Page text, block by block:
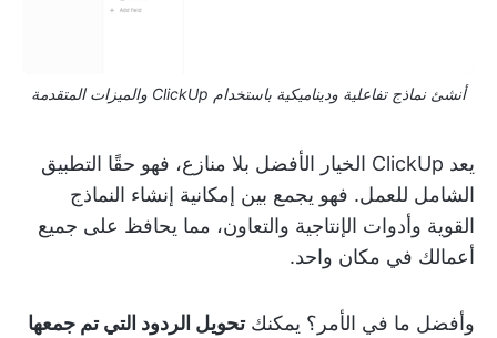
أنشئ نماذج تفاعلية وديناميكية باستخدام ClickUp والميزات المتقدمة
يعد ClickUp الخيار الأفضل بلا منازع، فهو حقًا التطبيق
الشامل للعمل. فهو يجمع بين إمكانية إنشاء النماذج
القوية وأدوات الإنتاجية والتعاون، مما يحافظ على جميع
أعمالك في مكان واحد.
وأفضل ما في الأمر؟ يمكنكتحويل الردود التي تم جمعها